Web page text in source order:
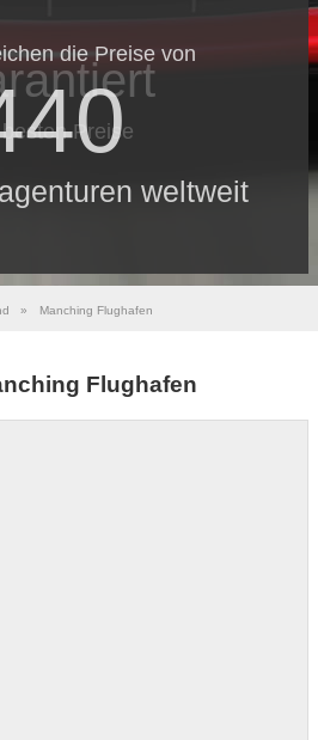
die Preise von
weltweit
Preise
» Manching Flughafen
Flughafen